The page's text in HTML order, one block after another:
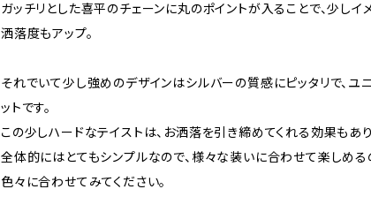
ガッチリとした喜平のチェーンに丸のポイントが入ることで、少しイ
洒落度もアップ。
それでいて少し強めのデザインはシルバーの質感にピッタリで、ユ
ットです。
この少しハードなテイストは、お洒落を引き締めてくれる効果もあり
全体的にはとてもシンプルなので、様々な装いに合わせて楽しめる
色々に合わせてみてください。